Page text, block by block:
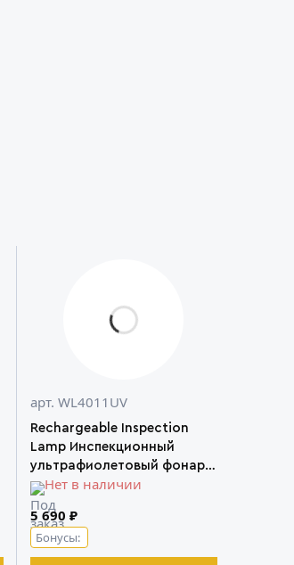
арт. WL4011UV
Rechargeable Inspection
Lamp Инспекционный
ультрафиолетовый фонарь
с подзарядной станцией
TAKENOW
Нет в наличии
5 690 ₽
Бонусы: